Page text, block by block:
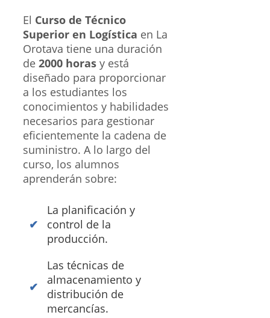
El Curso de Técnico
Superior en Logística en La
Orotava tiene una duración
de 2000 horas y está
diseñado para proporcionar
a los estudiantes los
conocimientos y habilidades
necesarios para gestionar
eficientemente la cadena de
suministro. A lo largo del
curso, los alumnos
aprenderán sobre:
La planificación y
control de la
producción.
Las técnicas de
almacenamiento y
distribución de
mercancías.